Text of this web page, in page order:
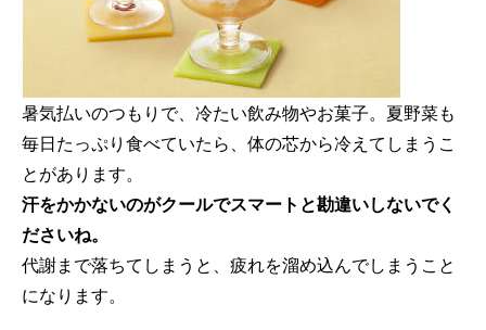
暑気払いのつもりで、冷たい飲み物やお菓子。夏野菜も
毎日たっぷり食べていたら、体の芯から冷えてしまうこ
とがあります。
汗をかかないのがクールでスマートと勘違いしないでく
ださいね。
代謝まで落ちてしまうと、疲れを溜め込んでしまうこと
になります。